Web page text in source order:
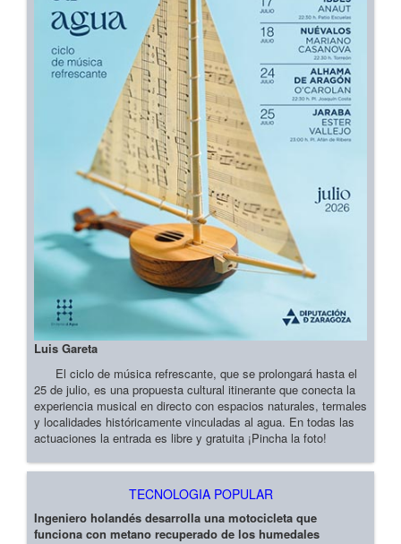
Luis Gareta
El ciclo de música refrescante, que se prolongará hasta el
25 de julio, es una propuesta cultural itinerante que conecta la
experiencia musical en directo con espacios naturales, termales
y localidades históricamente vinculadas al agua. En todas las
actuaciones la entrada es libre y gratuita ¡Pincha la foto!
TECNOLOGIA POPULAR
Ingeniero holandés desarrolla una motocicleta que
funciona con metano recuperado de los humedales